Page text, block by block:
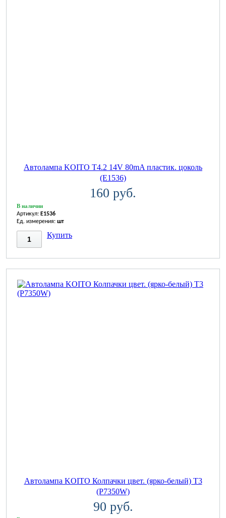
Автолампа KOITO T4.2 14V 80mA пластик. цоколь
(E1536)
160 руб.
В наличии
Артикул: E1536
Ед. измерения: шт
Купить
Автолампа KOITO Колпачки цвет. (ярко-белый) T3
(P7350W)
90 руб.